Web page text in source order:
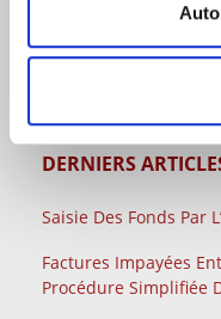
DERNIERS
Saisie Des Fonds Par
Factures Impayées
Procédure Simplifiée